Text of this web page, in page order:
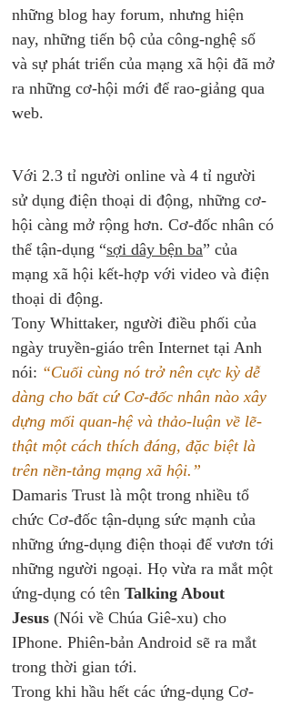
những blog hay forum, nhưng hiện
nay, những tiến bộ của công-nghệ số
và sự phát triển của mạng xã hội đã mở
ra những cơ-hội mới để rao-giảng qua
web.
Với 2.3 tỉ người online và 4 tỉ người
sử dụng điện thoại di động, những cơ-
hội càng mở rộng hơn. Cơ-đốc nhân có
thể tận-dụng “sợi dây bện ba” của
mạng xã hội kết-hợp với video và điện
thoại di động.
Tony Whittaker, người điều phối của
ngày truyền-giáo trên Internet tại Anh
nói: “Cuối cùng nó trở nên cực kỳ dễ
dàng cho bất cứ Cơ-đốc nhân nào xây
dựng mối quan-hệ và thảo-luận về lẽ-
thật một cách thích đáng, đặc biệt là
trên nền-tảng mạng xã hội.”
Damaris Trust là một trong nhiều tổ
chức Cơ-đốc tận-dụng sức mạnh của
những ứng-dụng điện thoại để vươn tới
những người ngoại. Họ vừa ra mắt một
ứng-dụng có tên Talking About
Jesus (Nói về Chúa Giê-xu) cho
IPhone. Phiên-bản Android sẽ ra mắt
trong thời gian tới.
Trong khi hầu hết các ứng-dụng Cơ-